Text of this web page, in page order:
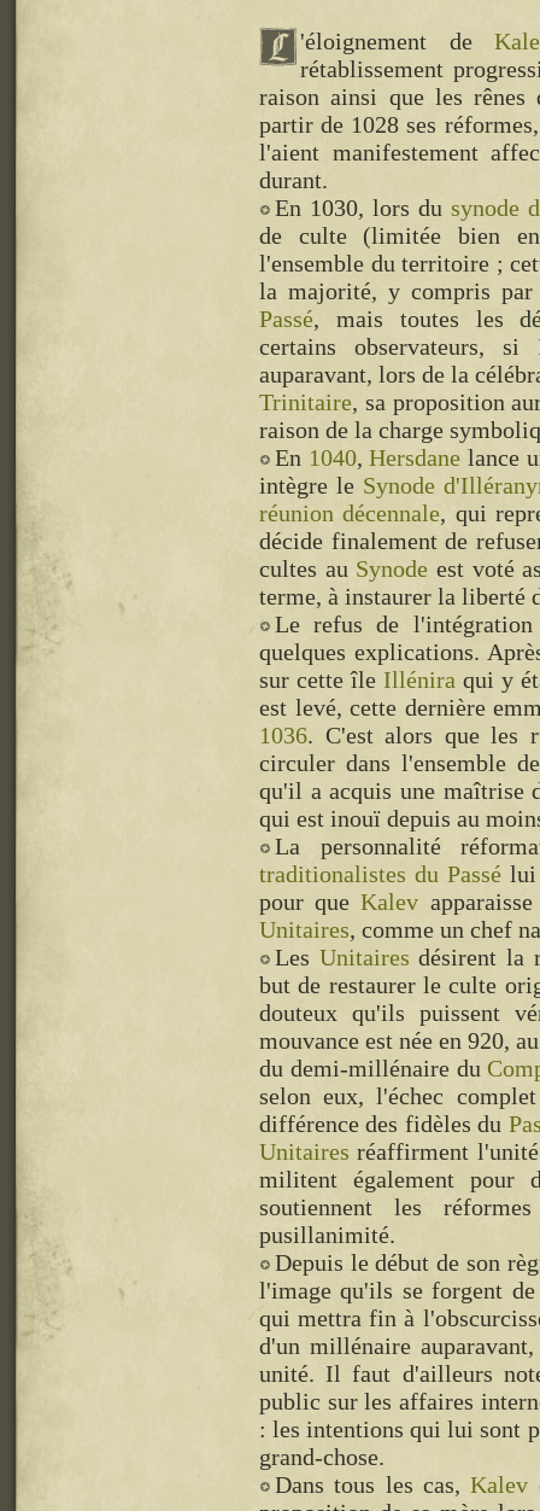
'éloignement de
rétablissement
raison ainsi que les
partir de 1028 ses
l'aient manifestement
durant.
En 1030, lors du synode
de culte (limitée bien
l'ensemble du territoire ;
la majorité, y compris par
Passé, mais toutes les
certains observateurs, si
auparavant, lors de la
Trinitaire, sa proposition
raison de la charge
En 1040,Hersdane lance
intègre le Synode
réunion décennale, qui
décide finalement de
cultes au Synode est voté
terme, à instaurer la liberté
Le refus de
quelques explications.
sur cette île Illénira qui y
est levé, cette dernière
1036. C'est alors que les
circuler dans l'ensemble
qu'il a acquis une maîtrise
qui est inouï depuis au
La personnalité
traditionalistes du Passé lui
pour queKalev
Unitaires, comme un chef
Les Unitaires désirent la
but de restaurer le culte
douteux qu'ils puissent
mouvance est née en 920,
du demi-millénaire du
selon eux, l'échec
différence des fidèles du
Unitaires réaffirment
militent également pour
soutiennent les
pusillanimité.
Depuis le début de son
l'image qu'ils se forgent
qui mettra fin à
d'un millénaire
unité. Il faut d'ailleurs
public sur les affaires
: les intentions qui lui sont
grand-chose.
Dans tous les cas,Kalev